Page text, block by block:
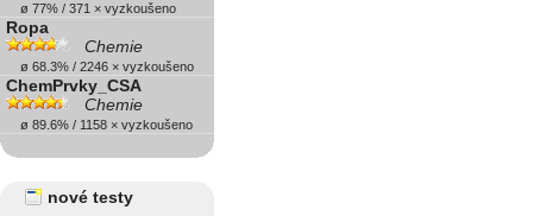
ø 77% / 371 × vyzkoušeno
Ropa
Chemie
ø 68.3% / 2246 × vyzkoušeno
ChemPrvky_CSA
Chemie
ø 89.6% / 1158 × vyzkoušeno
nové testy